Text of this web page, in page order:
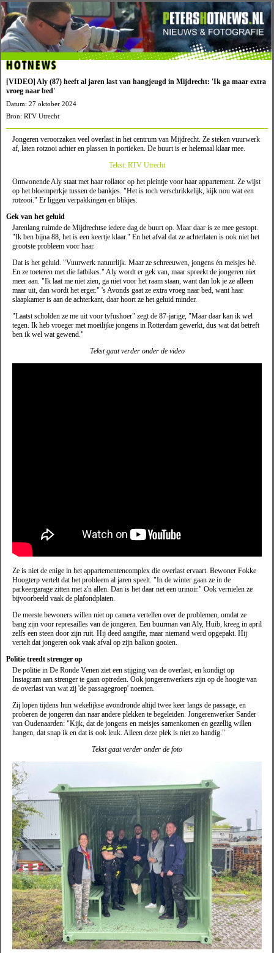
HOTNEWS
[VIDEO] Aly (87) heeft al jaren last van hangjeugd in Mijdrecht: 'Ik ga maar extra
vroeg naar bed'
Datum: 27 oktober 2024
Bron: RTV Utrecht
Jongeren veroorzaken veel overlast in het centrum van Mijdrecht. Ze steken vuurwerk
af, laten rotzooi achter en plassen in portieken. De buurt is er helemaal klaar mee.
Tekst: RTV Utrecht
Omwonende Aly staat met haar rollator op het pleintje voor haar appartement. Ze wijst
op het bloemperkje tussen de bankjes. "Het is toch verschrikkelijk, kijk nou wat een
rotzooi." Er liggen verpakkingen en blikjes.
Gek van het geluid
Jarenlang ruimde de Mijdrechtse iedere dag de buurt op. Maar daar is ze mee gestopt.
"Ik ben bijna 88, het is een keertje klaar." En het afval dat ze achterlaten is ook niet het
grootste probleem voor haar.
Dat is het geluid. "Vuurwerk natuurlijk. Maar ze schreeuwen, jongens én meisjes hè.
En ze toeteren met die fatbikes." Aly wordt er gek van, maar spreekt de jongeren niet
meer aan. "Ik laat me niet zien, ga niet voor het raam staan, want dan lok je ze alleen
maar uit, dan wordt het erger." 's Avonds gaat ze extra vroeg naar bed, want haar
slaapkamer is aan de achterkant, daar hoort ze het geluid minder.
"Laatst scholden ze me uit voor tyfushoer" zegt de 87-jarige, "Maar daar kan ik wel
tegen. Ik heb vroeger met moeilijke jongens in Rotterdam gewerkt, dus wat dat betreft
ben ik wel wat gewend."
Tekst gaat verder onder de video
Ze is niet de enige in het appartementencomplex die overlast ervaart. Bewoner Fokke
Hoogterp vertelt dat het probleem al jaren speelt. "In de winter gaan ze in de
parkeergarage zitten met z'n allen. Dan is het daar net een urinoir." Ook vernielen ze
bijvoorbeeld vaak de plafondplaten.
De meeste bewoners willen niet op camera vertellen over de problemen, omdat ze
bang zijn voor represailles van de jongeren. Een buurman van Aly, Huib, kreeg in april
zelfs een steen door zijn ruit. Hij deed aangifte, maar niemand werd opgepakt. Hij
vertelt dat jongeren ook vaak afval op zijn balkon gooien.
Politie treedt strenger op
De politie in De Ronde Venen ziet een stijging van de overlast, en kondigt op
Instagram aan strenger te gaan optreden. Ook jongerenwerkers zijn op de hoogte van
de overlast van wat zij 'de passagegroep' noemen.
Zij lopen tijdens hun wekelijkse avondronde altijd twee keer langs de passage, en
proberen de jongeren dan naar andere plekken te begeleiden. Jongerenwerker Sander
van Oudenaarden: "Kijk, dat de jongens en meisjes samenkomen en gezellig willen
hangen, dat snap ik en dat is ook leuk. Alleen deze plek is niet zo handig."
Tekst gaat verder onder de foto